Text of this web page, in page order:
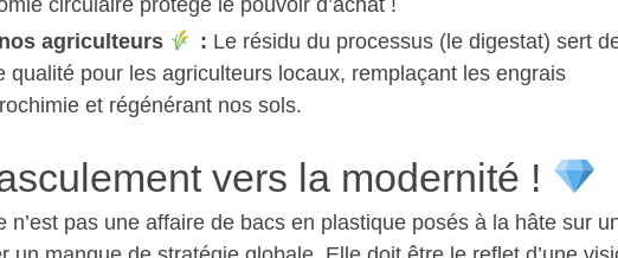
circulaire protège le pouvoir d’achat !
agriculteurs
: Le résidu du processus (le digestat) sert
qualité pour les agriculteurs locaux, remplaçant les engrais
et régénérant nos sols.
vers la modernité !
n’est pas une affaire de bacs en plastique posés à la hâte sur